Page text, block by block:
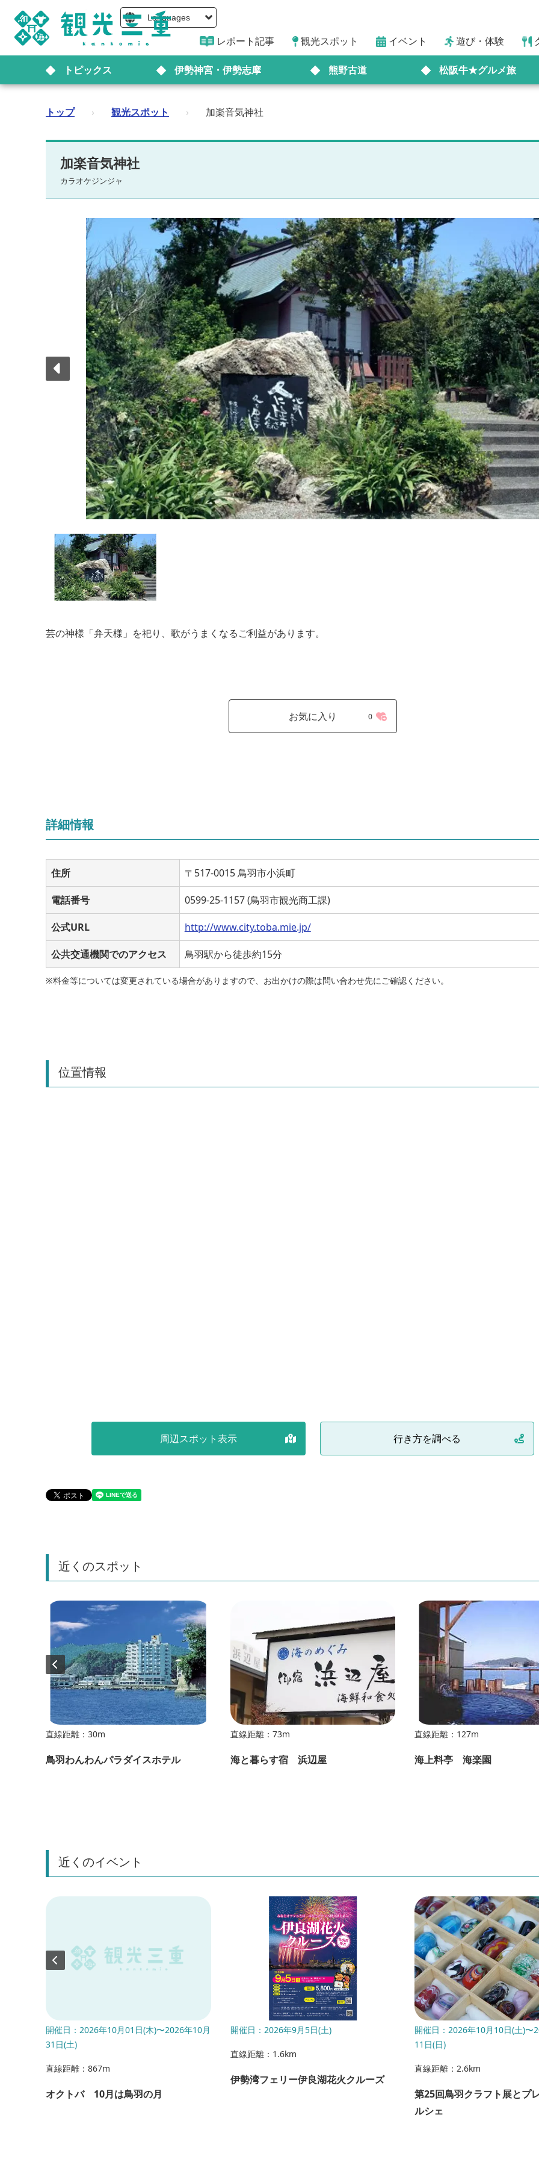
Languages
レポート記事 観光スポット イベント 遊び・体験
トピックス 伊勢神宮・伊勢志摩 熊野古道 松阪牛★グルメ旅
トップ › 観光スポット › 加楽音気神社
加楽音気神社
カラオケジンジャ
芸の神様「弁天様」を祀り、歌がうまくなるご利益があります。
お気に入り 0
詳細情報
住所 〒517-0015 鳥羽市小浜町
電話番号 0599-25-1157 (鳥羽市観光商工課)
公式URL http://www.city.toba.mie.jp/
公共交通機関でのアクセス 鳥羽駅から徒歩約15分
※料金等については変更されている場合がありますので、お出かけの際は問い合わせ先にご確認ください。
位置情報
周辺スポット表示 行き方を調べる
近くのスポット
直線距離：30m
鳥羽わんわんパラダイスホテル
直線距離：73m
海と暮らす宿 浜辺屋
直線距離：127m
海上料亭 海楽園
近くのイベント
開催日：2026年10月01日(木)〜2026年10月
31日(土)
直線距離：867m
オクトバ 10月は鳥羽の月
開催日：2026年9月5日(土)
直線距離：1.6km
伊勢湾フェリー伊良湖花火クルーズ
開催日：2026年10月10日(土)〜
11日(日)
直線距離：2.6km
第25回鳥羽クラフト展とプ
ルシェ